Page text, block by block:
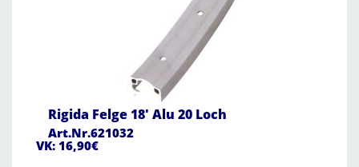
Rigida Felge 18' Alu 20 Loch
Art.Nr.621032
VK: 16,90€